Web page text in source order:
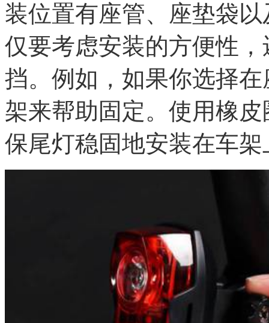
装位置有座管、座垫袋
仅要考虑安装的方便性
挡。例如，如果你选择
架来帮助固定。使用橡
保尾灯稳固地安装在车架